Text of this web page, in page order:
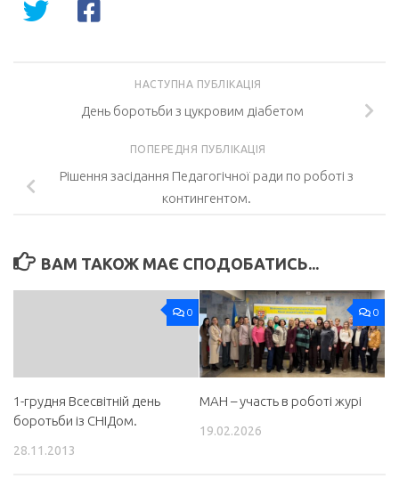
НАСТУПНА ПУБЛІКАЦІЯ
День боротьби з цукровим діабетом
ПОПЕРЕДНЯ ПУБЛІКАЦІЯ
Рішення засідання Педагогічної ради по роботі з
контингентом.
ВАМ ТАКОЖ МАЄ СПОДОБАТИСЬ...
0
1-грудня Всесвітній день
боротьби із СНІДом.
28.11.2013
0
МАН – участь в роботі журі
19.02.2026